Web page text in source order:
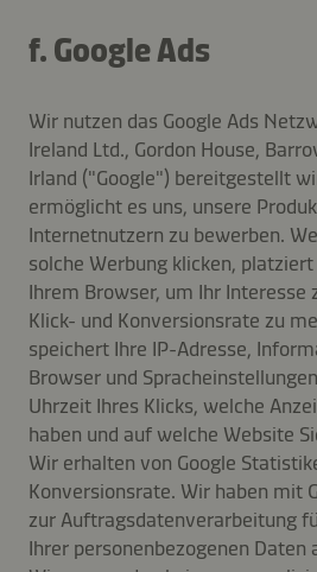
f. Google Ads
Wir nutzen das Google Ads
Ireland Ltd., Gordon House,
Irland ("Google") bereitgestellt
ermöglicht es uns, unsere
Internetnutzern zu bewerben.
solche Werbung klicken, platziert
Ihrem Browser, um Ihr Interesse
Klick- und Konversionsrate zu
speichert Ihre IP-Adresse,
Browser und
Uhrzeit Ihres Klicks, welche
haben und auf welche Website
Wir erhalten von Google
Konversionsrate. Wir haben mit
zur Auftragsdatenverarbeitung
Ihrer personenbezogenen Daten